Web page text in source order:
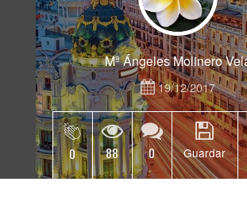
Mª Ángeles Molinero
19/12/2017
0 88 0 Guardar